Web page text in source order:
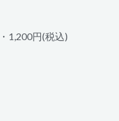
1,200円(税込)